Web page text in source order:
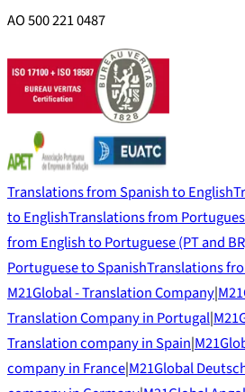
AO 500 221 0487
Translations from Spanish to English
to EnglishTranslations from
from English to Portuguese (PT and
Portuguese to SpanishTranslations
M21Global - Translation Company|
Translation Company in Portugal|
Translation company in Spain|
company in France|M21Global